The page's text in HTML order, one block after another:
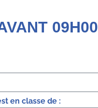
09H00
en classe de :